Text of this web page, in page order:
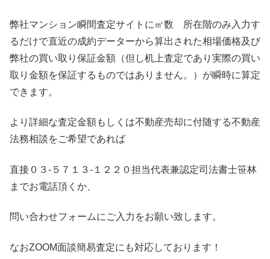
弊社マンション瞬間査定サイトに㎡数 所在階のみ入力す
るだけで直近の成約データーから算出された相場価格及び
弊社の買い取り保証金額（但し机上査定であり実際の買い
取り金額を保証するものではありません。）が瞬時に算定
できます。
より詳細な査定金額もしくは不動産売却に付随する不動産
法務相談をご希望であれば
直接０３-５７１３-１２２０担当代表兼認定司法書士笹林
までお電話頂くか、
問い合わせフォームにご入力をお願い致します。
なおZOOM面談簡易査定にも対応しております！